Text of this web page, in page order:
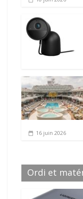
16 juin 2026
Ordi et